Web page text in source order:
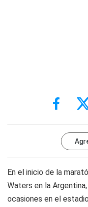
En el inicio de la
Waters en la
ocasiones en el